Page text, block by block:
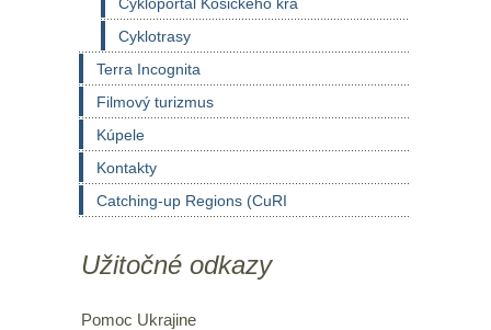
Cyklotrasy
Terra Incognita
Filmový turizmus
Kúpele
Kontakty
Catching-up Regions (CuRI
Užitočné odkazy
Pomoc Ukrajine